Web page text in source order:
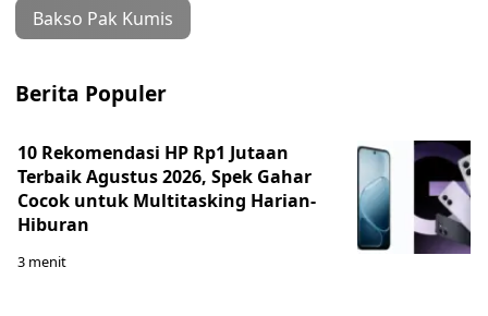
Bakso Pak Kumis
Berita Populer
10 Rekomendasi HP Rp1 Jutaan
Terbaik Agustus 2026, Spek Gahar
Cocok untuk Multitasking Harian-
Hiburan
3 menit